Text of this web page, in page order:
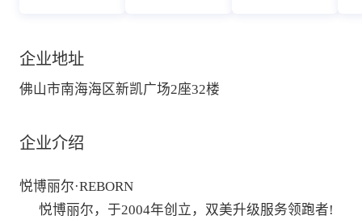
企业地址
佛山市南海海区新凯广场2座32楼
企业介绍
悦博丽尔·REBORN
悦博丽尔，于2004年创立，双美升级服务领跑者!